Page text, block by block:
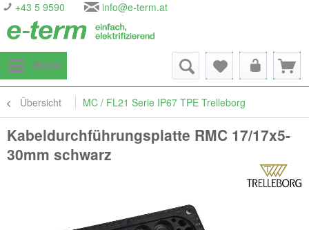
+43 5 9590 info@e-term.at
Menü
Übersicht MC / FL21 Serie IP67 TPE Trelleborg
Kabeldurchführungsplatte RMC 17/17x5-
30mm schwarz